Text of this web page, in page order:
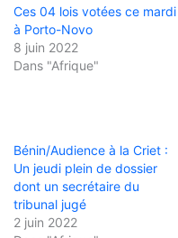
Ces 04 lois votées ce mardi
à Porto-Novo
8 juin 2022
Dans "Afrique"
Bénin/Audience à la Criet :
Un jeudi plein de dossier
dont un secrétaire du
tribunal jugé
2 juin 2022